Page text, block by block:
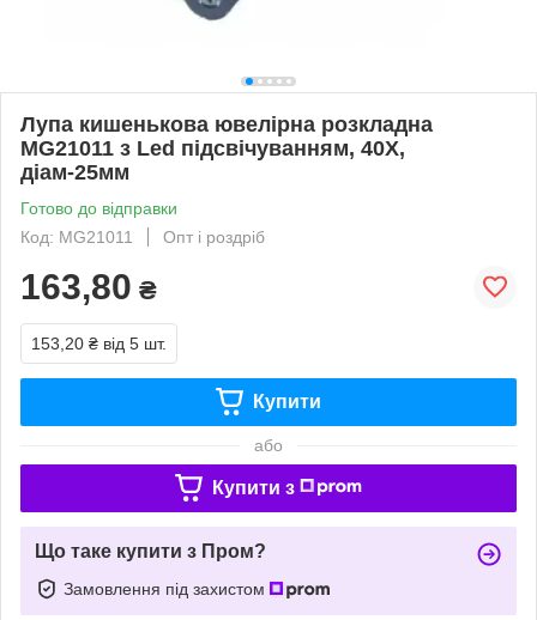
Лупа кишенькова ювелірна розкладна
MG21011 з Led підсвічуванням, 40Х,
діам-25мм
Готово до відправки
Код: MG21011
Опт і роздріб
163,80 ₴
153,20 ₴ від 5 шт.
Купити
або
Купити з
Що таке купити з Пром?
Замовлення під захистом